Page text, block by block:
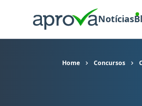
Notícias
Home Concursos